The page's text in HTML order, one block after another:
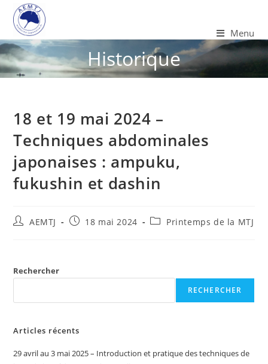
Menu
Historique
18 et 19 mai 2024 –
Techniques abdominales
japonaises : ampuku,
fukushin et dashin
AEMTJ 18 mai 2024 Printemps de la MTJ
Rechercher
RECHERCHER
Articles récents
29 avril au 3 mai 2025 – Introduction et pratique des techniques de